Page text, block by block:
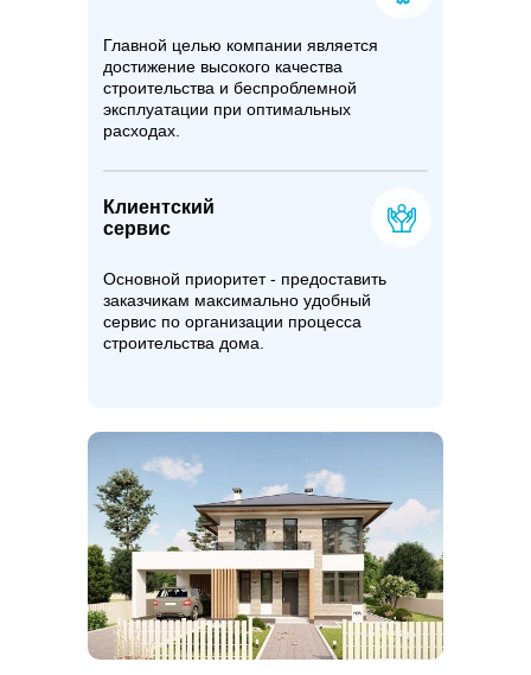
Клиентский
сервис
Главной целью компании является
достижение высокого качества
строительства и беспроблемной
эксплуатации при оптимальных
расходах.
Основной приоритет - предоставить
заказчикам максимально удобный
сервис по организации процесса
строительства дома.